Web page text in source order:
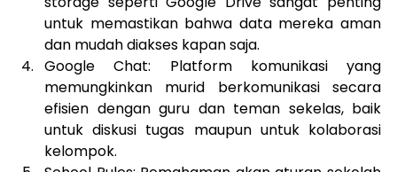
untuk memastikan bahwa data mereka aman
dan mudah diakses kapan saja.
Google Chat: Platform komunikasi yang
memungkinkan murid berkomunikasi secara
efisien dengan guru dan teman sekelas, baik
untuk diskusi tugas maupun untuk kolaborasi
kelompok.